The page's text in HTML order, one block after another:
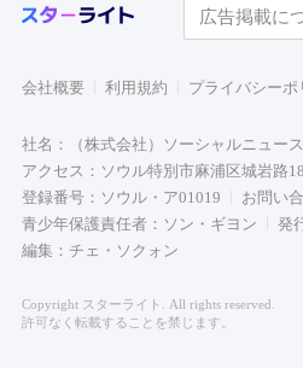
広告掲載に
会社概要 利用規約 プライバシーポ
社名：（株式会社）ソーシャルニュース
アクセス：ソウル特別市麻浦区城岩路
登録番号：ソウル・ア01019
お問い
青少年保護責任者：ソン・ギヨン
発
編集：チェ・ソクォン
Copyright スターライト. All rights reserved.
許可なく転載することを禁じます。